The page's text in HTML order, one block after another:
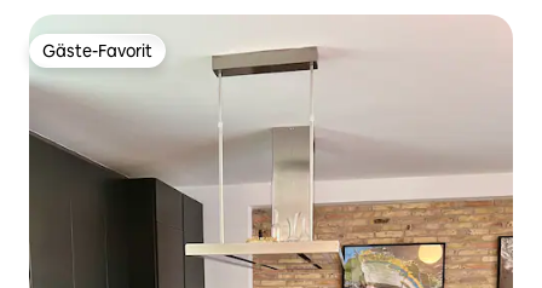
Gäste-Favorit
Gäste-Favorit